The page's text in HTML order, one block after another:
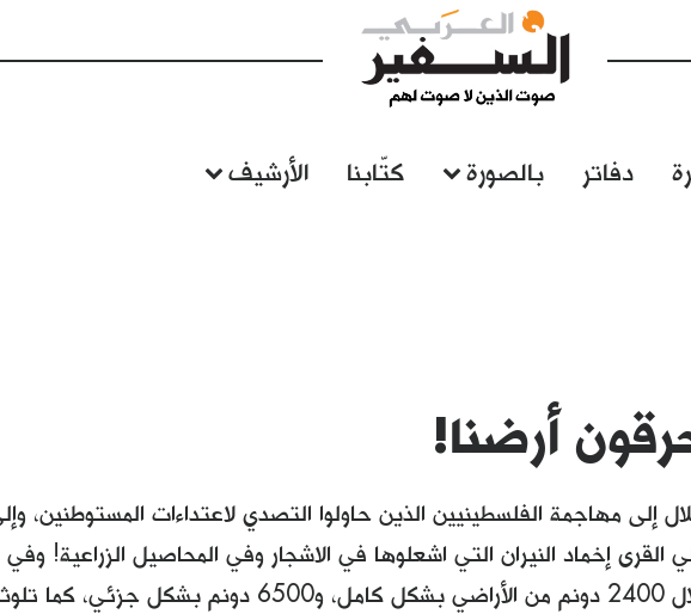
دفاتر بالصورة كتّابنا الأرشيف
أرضنا!
إلى مهاجمة الفلسطينيين الذين حاولوا التصدي لاعتداءات المستوطنين،
القرى إخماد النيران التي اشعلوها في الاشجار وفي المحاصيل الزراعية!
لبنان، أحرق الاحتلال 2400 دونم من الأراضي بشكل كامل، و6500 دونم بشكل جزئي،